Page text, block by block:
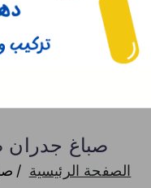
صباغ جدران
الصفحة الرئيسية